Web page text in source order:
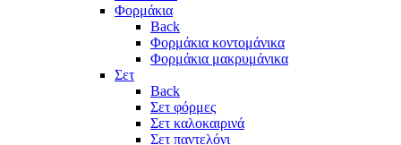
Φορμάκια
Back
Φορμάκια κοντομάνικα
Φορμάκια μακρυμάνικα
Σετ
Back
Σετ φόρμες
Σετ καλοκαιρινά
Σετ παντελόνι